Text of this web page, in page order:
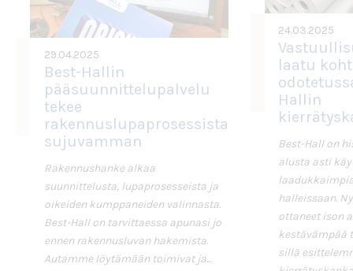
29.04.2025
Best-Hallin
pääsuunnittelupalvelu
tekee
rakennuslupaprosessista
sujuvamman
Rakennushanke alkaa
suunnittelusta, lupaprosesseista ja
oikeiden kumppaneiden valinnasta.
Best-Hall on tarvittaessa apunasi jo
ennen rakennusluvan hakemista.
Autamme löytämään toimivat ja...
24.03.2025
laatu
Hallin
Best-Hall on
alusta asti
halleissaan.
ottaneet ison
kestävämpää
sillä